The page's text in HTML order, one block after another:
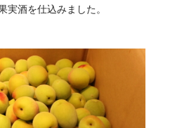
実酒を仕込みました。